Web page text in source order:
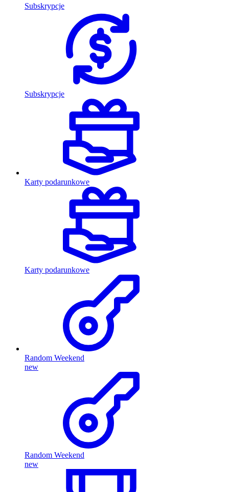
Subskrypcje
Subskrypcje
Karty podarunkowe
Karty podarunkowe
Random Weekend
new
Random Weekend
new